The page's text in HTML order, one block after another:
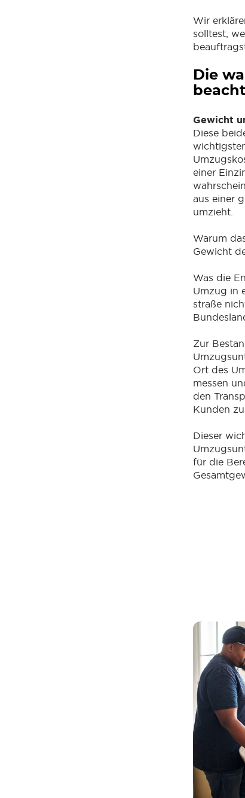
Wir
solltest,
Die
Gewicht
Diese
einer
aus einer
umzieht.
Warum
Gewicht
Was die
Umzug in
straße
Zur
Ort des
messen
den
Kunden
Dieser
für die